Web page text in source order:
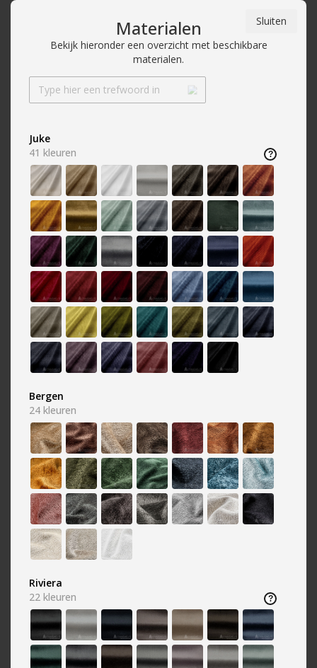
Winkels
Kleur
Home»Kleur»Velvetstof
Antraciet
1342 kleuren
Beige
1442 kleuren
Blauw
2088 kleuren
Bruin
Sluiten
Materialen
Bekijk hieronder een overzicht met beschikbare
materialen.
Juke
41 kleuren
Bergen
24 kleuren
Riviera
22 kleuren